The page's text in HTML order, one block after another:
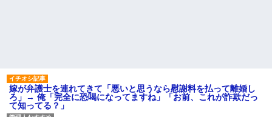
は出てけ！二度と来るな！」結
果・・・
私「初めて飲む味だけどなん
のお茶？」彼「ちっ！」私「」
嫁が弁護士を連れてきて「悪いと思うなら慰謝料を払って離婚し
ろ」→ 俺「完全に恐喝になってますね」「お前、これが詐欺だっ
て知ってる？」